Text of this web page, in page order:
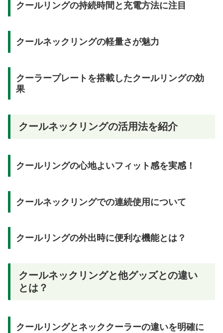
クールリングの持続時間と充電方法に注目
クールネックリングの軽量さが魅力
クーラープレートを搭載したクールリングの効
果
クールネックリングの活用法を紹介
クールリングの心地よいフィット感を実感！
クールネックリングでの連続使用について
クールリングの外出時に便利な機能とは？
クールネックリングと他グッズとの違い
とは？
クールリングとネッククーラーの違いを明確に